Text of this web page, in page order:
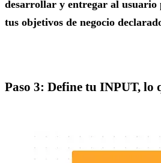
desarrollar y entregar al usuario
tus objetivos de negocio
Paso 3: Define tu INPUT, lo